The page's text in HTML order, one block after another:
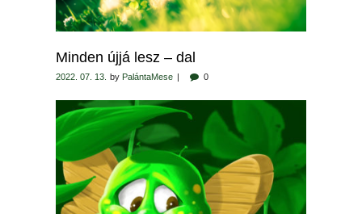
Minden újjá lesz – dal
2022. 07. 13. by PalántaMese 0